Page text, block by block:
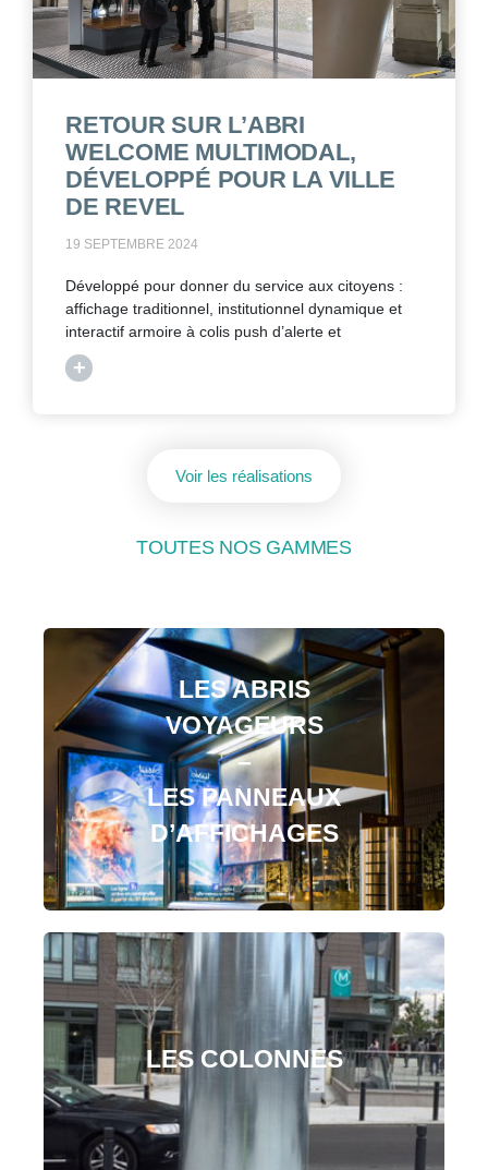
RETOUR SUR L’ABRI
WELCOME MULTIMODAL,
DÉVELOPPÉ POUR LA VILLE
DE REVEL
19 SEPTEMBRE 2024
Développé pour donner du service aux citoyens :
affichage traditionnel, institutionnel dynamique et
interactif armoire à colis push d’alerte et
+
Voir les réalisations
TOUTES NOS GAMMES
LES ABRIS
VOYAGEURS
–
LES PANNEAUX
D’AFFICHAGES
LES COLONNES